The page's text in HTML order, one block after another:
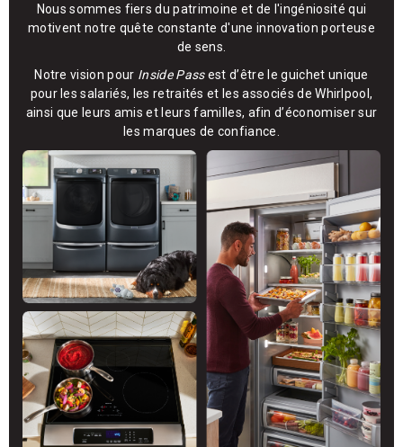
Nous sommes fiers du patrimoine et de l'ingéniosité qui
motivent notre quête constante d'une innovation porteuse
de sens.
Notre vision pour Inside Passest d’être le guichet unique
pour les salariés, les retraités et les associés de Whirlpool,
ainsi que leurs amis et leurs familles, afin d’économiser sur
les marques de confiance.